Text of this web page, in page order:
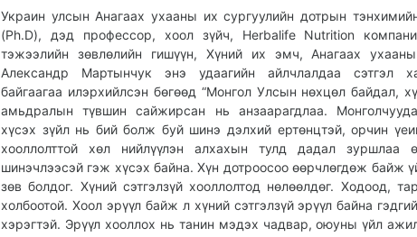
Украин улсын Анагаах ухааны их сургуулийн дотрын
(Ph.D), дэд профессор, хоол зүйч, Herbalife Nutrition
тэжээлийн зөвлөлийн гишүүн, Хүний их эмч, Анагаах
Александр Мартынчук энэ удаагийн айлчлалдаа сэтгэл
байгаагаа илэрхийлсэн бөгөөд “Монгол Улсын нөхцөл байдал,
амьдралын түвшин сайжирсан нь анзаарагдлаа.
хүсэх зүйл нь бий болж буй шинэ дэлхий ертөнцтэй, орчин
хооллолттой хөл нийлүүлэн алхахын тулд дадал зуршлаа
шинэчлээсэй гэж хүсэх байна. Хүн дотроосоо өөрчлөгдөж байж
зөв болдог. Хүний сэтгэлзүй хооллолтод нөлөөлдөг. Ходоод,
холбоотой. Хоол эрүүл байж л хүний сэтгэлзүй эрүүл байна
хэрэгтэй. Эрүүл хооллох нь танин мэдэх чадвар, оюуны үйл